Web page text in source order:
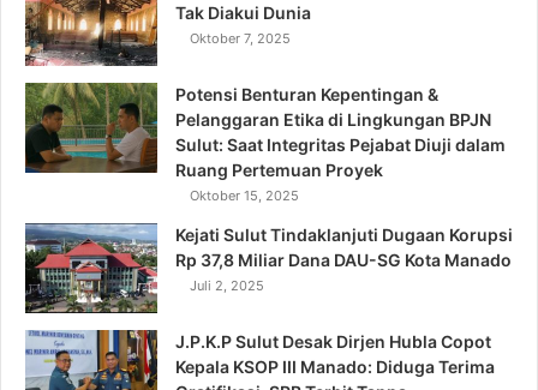
Tak Diakui Dunia
Oktober 7, 2025
Potensi Benturan Kepentingan &
Pelanggaran Etika di Lingkungan BPJN
Sulut: Saat Integritas Pejabat Diuji dalam
Ruang Pertemuan Proyek
Oktober 15, 2025
Kejati Sulut Tindaklanjuti Dugaan Korupsi
Rp 37,8 Miliar Dana DAU-SG Kota Manado
Juli 2, 2025
J.P.K.P Sulut Desak Dirjen Hubla Copot
Kepala KSOP III Manado: Diduga Terima